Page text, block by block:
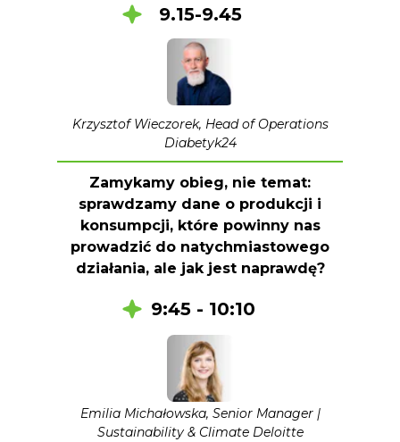
Zamykamy obieg, nie temat:
sprawdzamy dane o produkcji i
konsumpcji, które powinny nas
prowadzić do natychmiastowego
działania, ale jak jest naprawdę?
9.15-9.45
Krzysztof Wieczorek, Head of Operations
Diabetyk24
Emilia Michałowska, Senior Manager |
Sustainability & Climate Deloitte
9:45 - 10:10